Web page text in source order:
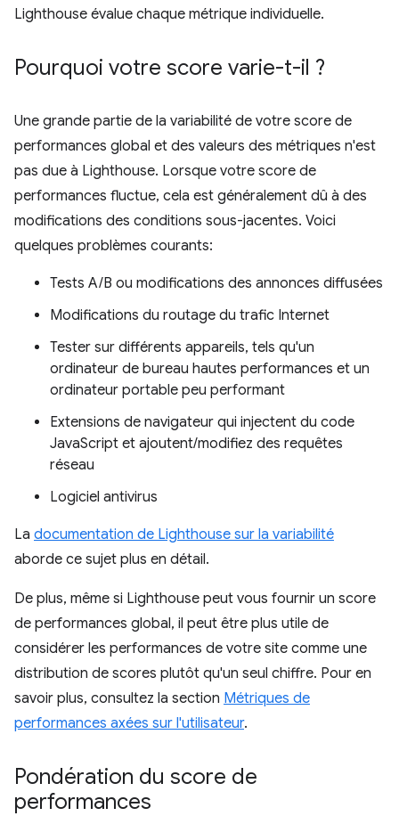
Lighthouse évalue chaque métrique individuelle.
Pourquoi votre score varie-t-il ?
Une grande partie de la variabilité de votre score de
performances global et des valeurs des métriques n'est
pas due à Lighthouse. Lorsque votre score de
performances fluctue, cela est généralement dû à des
modifications des conditions sous-jacentes. Voici
quelques problèmes courants:
Tests A/B ou modifications des annonces diffusées
Modifications du routage du trafic Internet
Tester sur différents appareils, tels qu'un
ordinateur de bureau hautes performances et un
ordinateur portable peu performant
Extensions de navigateur qui injectent du code
JavaScript et ajoutent/modifiez des requêtes
réseau
Logiciel antivirus
La documentation de Lighthouse sur la variabilité
aborde ce sujet plus en détail.
De plus, même si Lighthouse peut vous fournir un score
de performances global, il peut être plus utile de
considérer les performances de votre site comme une
distribution de scores plutôt qu'un seul chiffre. Pour en
savoir plus, consultez la section Métriques de
performances axées sur l'utilisateur.
Pondération du score de
performances